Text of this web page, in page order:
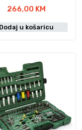
266,00 KM
Dodaj u košaricu